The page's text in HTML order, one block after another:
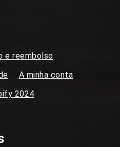
e reembolso
A minha conta
2024